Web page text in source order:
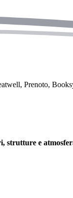
Prenoto,
strutture e